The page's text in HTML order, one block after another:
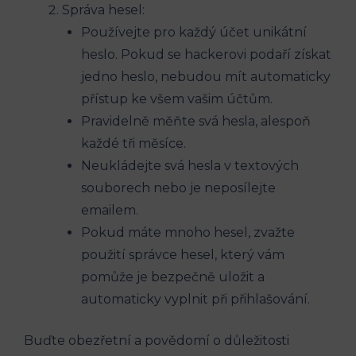
Správa hesel:
Používejte pro každý účet unikátní
heslo. Pokud se hackerovi podaří získat
jedno heslo, nebudou mít automaticky
přístup ke všem vašim účtům.
Pravidelně měňte svá hesla, alespoň
každé tři měsíce.
Neukládejte svá hesla v textových
souborech nebo je neposílejte
emailem.
Pokud máte mnoho hesel, zvažte
použití správce hesel, který vám
pomůže je bezpečně uložit a
automaticky vyplnit při přihlašování.
Buďte obezřetní a povědomí o důležitosti